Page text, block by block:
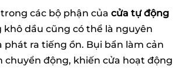
các bộ phận của cửa tự động
khô dầu cũng có thể là nguyên
phát ra tiếng ồn. Bụi bẩn làm cản
chuyển động, khiến cửa hoạt động